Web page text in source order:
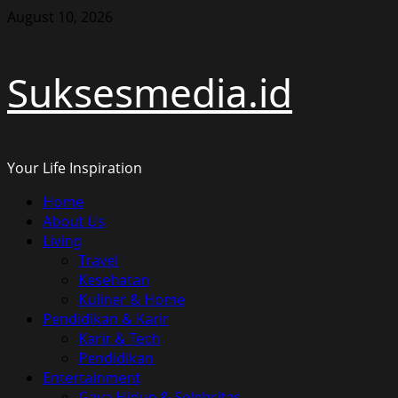
Skip
August 10, 2026
Suksesmedia.id
Your Life Inspiration
Primary
Menu
Home
About Us
Living
Travel
Kesehatan
Kuliner & Home
Pendidikan & Karir
Karir & Tech
Pendidikan
Entertainment